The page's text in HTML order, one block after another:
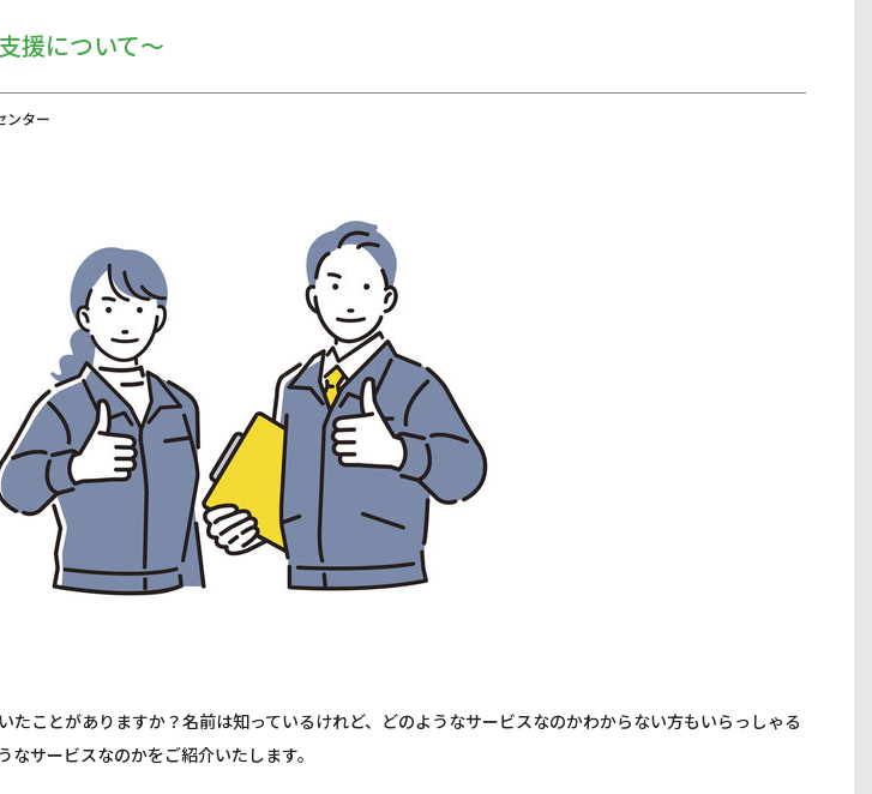
援について～
ンター
ことがありますか？名前は知っているけれど、どのようなサービスなのかわからない方もいらっしゃる
サービスなのかをご紹介いたします。